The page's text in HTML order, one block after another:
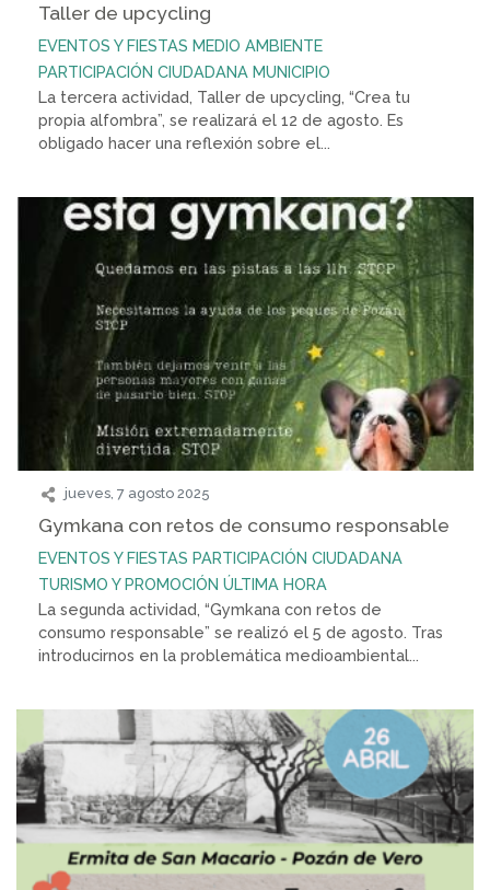
Taller de upcycling
EVENTOS Y FIESTAS MEDIO AMBIENTE
PARTICIPACIÓN CIUDADANA MUNICIPIO
La tercera actividad, Taller de upcycling, “Crea tu
propia alfombra”, se realizará el 12 de agosto. Es
obligado hacer una reflexión sobre el...
jueves, 7 agosto 2025
Gymkana con retos de consumo responsable
EVENTOS Y FIESTAS PARTICIPACIÓN CIUDADANA
TURISMO Y PROMOCIÓN ÚLTIMA HORA
La segunda actividad, “Gymkana con retos de
consumo responsable” se realizó el 5 de agosto. Tras
introducirnos en la problemática medioambiental...